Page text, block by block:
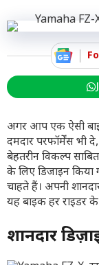
अगर आप एक ऐसी
दमदार परफॉर्मेंस
बेहतरीन विकल्प
के लिए डिजाइन
चाहते हैं। अपनी
यह बाइक हर राइडर
शानदार